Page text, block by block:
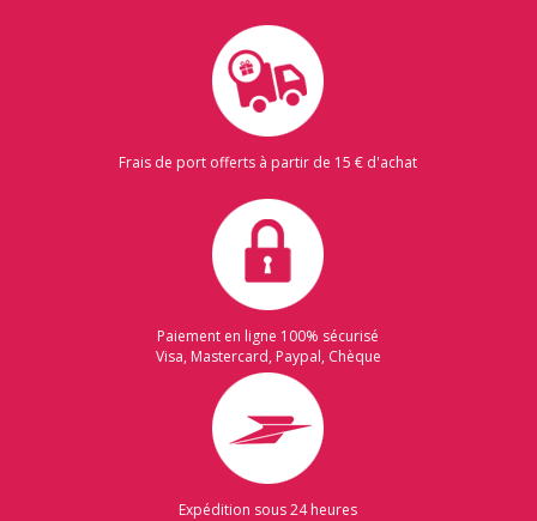
Frais de port offerts à partir de 15 € d'achat
Paiement en ligne 100% sécurisé
Visa, Mastercard, Paypal, Chèque
Expédition sous 24 heures